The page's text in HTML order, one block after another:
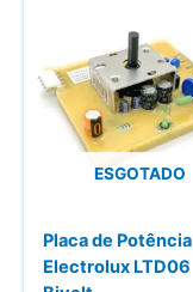
ESGOTADO
Placa de Potência
Electrolux LTD06